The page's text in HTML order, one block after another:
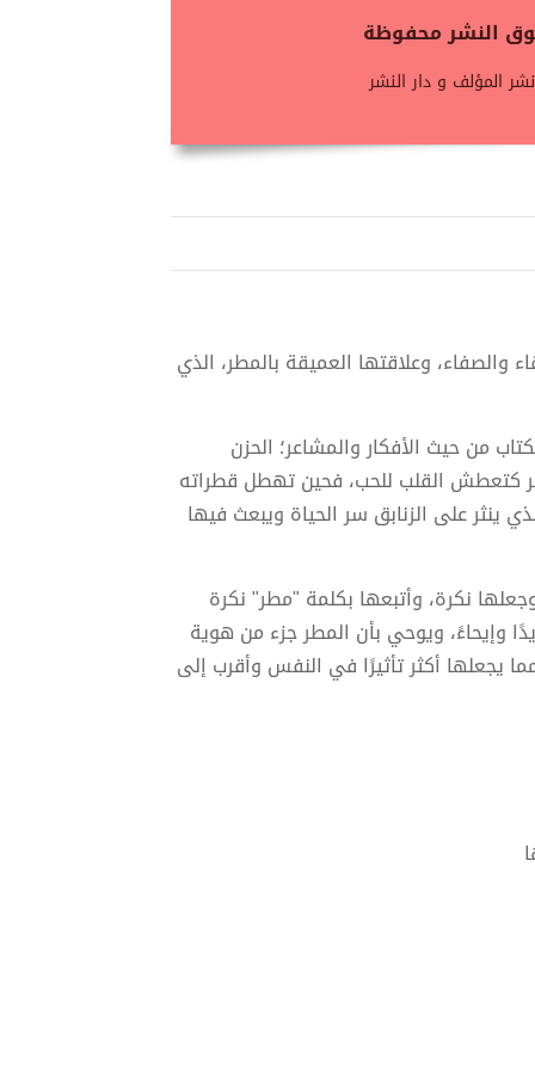
النشر محفوظة
المؤلف و دار النشر
والصفاء، وعلاقتها العميقة بالمطر، الذي
من حيث الأفكار والمشاعر؛ الحزن
كتعطش القلب للحب، فحين تهطل قطراته
ينثر على الزنابق سر الحياة ويبعث فيها
نكرة، وأتبعها بكلمة "مطر" نكرة
وإيحاءً، ويوحي بأن المطر جزء من هوية
يجعلها أكثر تأثيرًا في النفس وأقرب إلى